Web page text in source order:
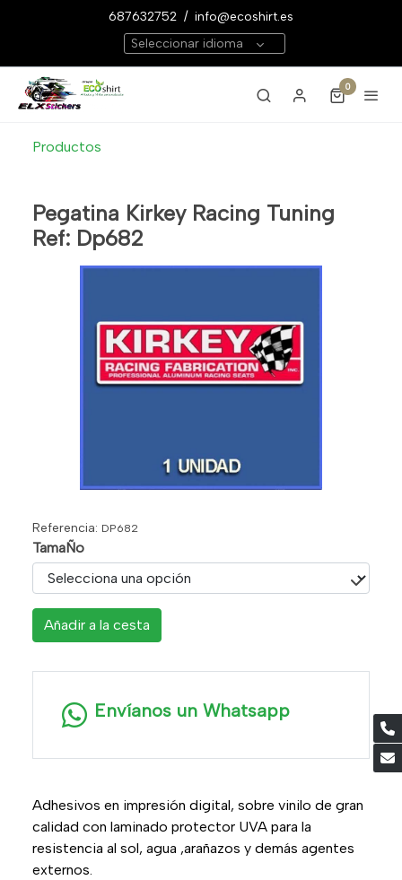
687632752 / info@ecoshirt.es
Seleccionar idioma
0
Productos
Pegatina Kirkey Racing Tuning
Ref: Dp682
Referencia: DP682
TamaÑo
Añadir a la cesta
Envíanos un Whatsapp
Adhesivos en impresión digital, sobre vinilo de gran
calidad con laminado protector UVA para la
resistencia al sol, agua ,arañazos y demás agentes
externos.